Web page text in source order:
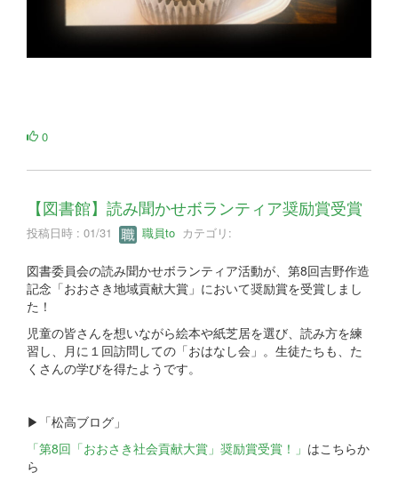
0
【図書館】読み聞かせボランティア奨励賞受賞
投稿日時 : 01/31 職員to カテゴリ:
図書委員会の読み聞かせボランティア活動が、第8回吉野作造
記念「おおさき地域貢献大賞」において奨励賞を受賞しまし
た！
児童の皆さんを想いながら絵本や紙芝居を選び、読み方を練
習し、月に１回訪問しての「おはなし会」。生徒たちも、た
くさんの学びを得たようです。
▶「松高ブログ」
「第8回「おおさき社会貢献大賞」奨励賞受賞！」 はこちらか
ら